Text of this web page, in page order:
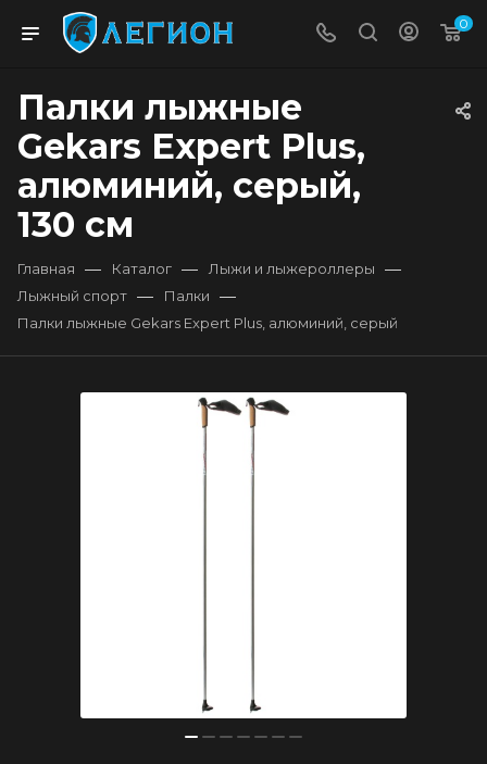
0
Палки лыжные
Gekars Expert Plus,
алюминий, серый,
130 см
Главная — Каталог — Лыжи и лыжероллеры —
Лыжный спорт — Палки —
Палки лыжные Gekars Expert Plus, алюминий, серый